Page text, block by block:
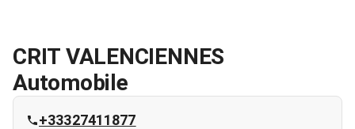
CRIT VALENCIENNES
Automobile
+33327411877